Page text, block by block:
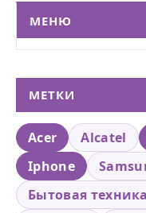
МЕНЮ
МЕТКИ
Acer Alcatel
Iphone
Бытовая техника